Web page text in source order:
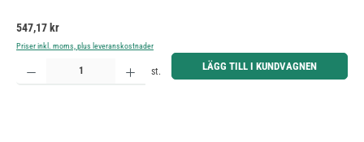
Ordinarie pris:
547,17 kr
Priser inkl. moms, plus leveranskostnader
Produktkvantitet: Ange önskat belopp eller använd knapparna för att öka eller minska kvantiteten.
st. LÄGG TILL I KUNDVAGNEN